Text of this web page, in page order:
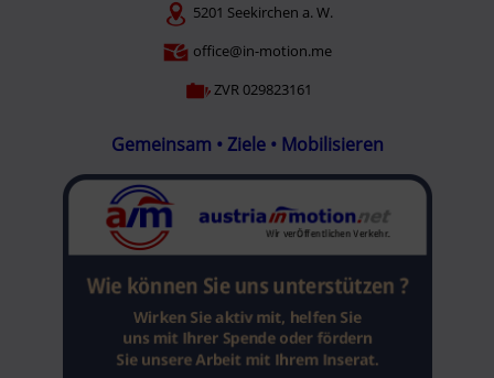
5201 Seekirchen a. W.
office@in-motion.me
ZVR 029823161
Gemeinsam • Ziele • Mobilisieren